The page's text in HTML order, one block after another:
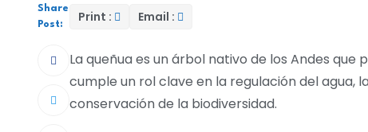
Share
Post:
Print : Email :
La queñua es un árbol nativo de los Andes
cumple un rol clave en la regulación del agua,
conservación de la biodiversidad.